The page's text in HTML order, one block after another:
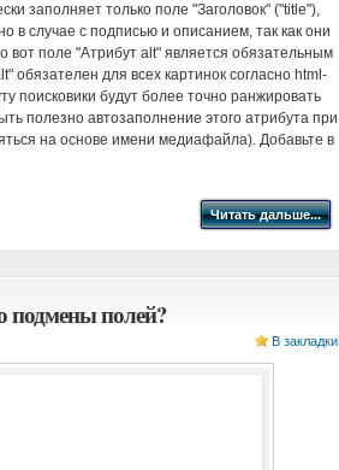
заполняет только поле "Заголовок" ("title"),
в случае с подписью и описанием, так как они
поле "Атрибут alt" является обязательным
обязателен для всех картинок согласно html-
поисковики будут более точно ранжировать
полезно автозаполнение этого атрибута при
на основе имени медиафайла). Добавьте в
Читать дальше...
подмены полей?
В закладки